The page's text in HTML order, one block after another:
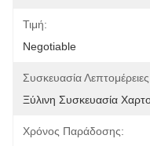
Τιμή:
Negotiable
Συσκευασία
Ξύλινη Συσκευασία
Χρόνος Παράδοσης: